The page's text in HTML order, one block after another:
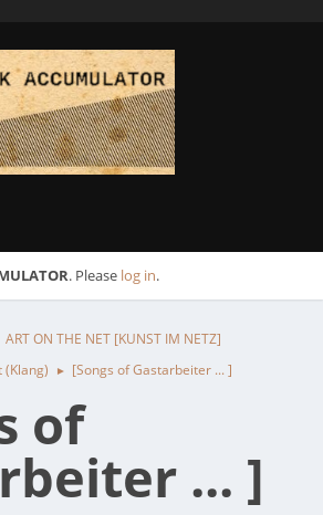
. Please log in.
ART ON THE NET [KUNST IM NETZ]
(Klang) ► [Songs of Gastarbeiter ... ]
of
... ]